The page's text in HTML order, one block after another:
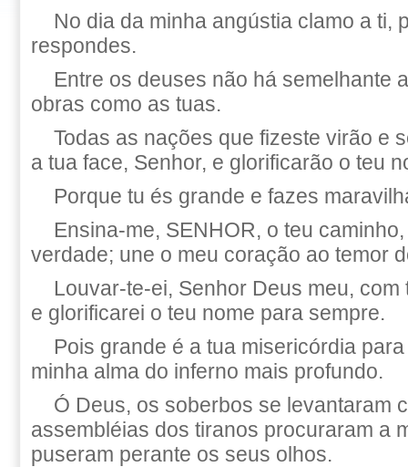
No dia da minha angústia clamo a ti,
respondes.
Entre os deuses não há semelhante
obras como as tuas.
Todas as nações que fizeste virão e
a tua face, Senhor, e glorificarão o teu
Porque tu és grande e fazes
Ensina-me, SENHOR, o teu
verdade; une o meu coração ao temor
Louvar-te-ei, Senhor Deus meu,
e glorificarei o teu nome para sempre.
Pois grande é a tua misericórdia
minha alma do inferno mais profundo.
Ó Deus, os soberbos se levantaram
assembléias dos tiranos procuraram a
puseram perante os seus olhos.